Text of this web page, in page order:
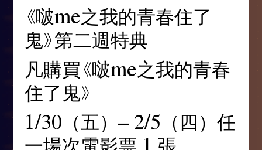
《啵me之我的青春住了
鬼》第二週特典
凡購買《啵me之我的青春
住了鬼》
1/30（五）– 2/5（四）任